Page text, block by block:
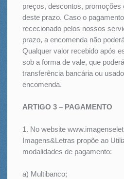
preços, descontos, promoções
deste prazo. Caso o
rececionado pelos nossos
prazo, a encomenda não
Qualquer valor recebido após
sob a forma de vale, que
transferência bancária ou
encomenda.
ARTIGO 3 – PAGAMENTO
1. No website
Imagens&Letras propõe ao
modalidades de pagamento:
a) Multibanco;